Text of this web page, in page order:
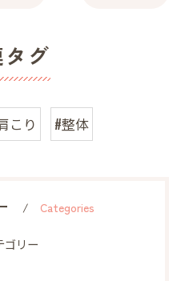
グ
こり #整体
Categories
ゴリー